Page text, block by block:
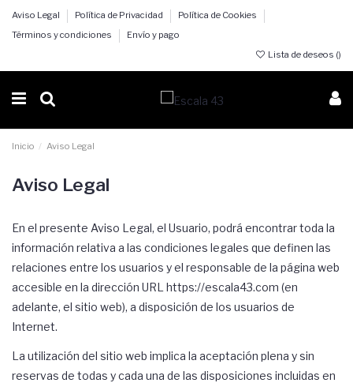
Aviso Legal Política de Privacidad
Política de Cookies
Términos y condiciones
Envío y pago
Lista de deseos ()
Inicio Aviso Legal
Aviso Legal
En el presente Aviso Legal, el Usuario, podrá encontrar toda la
información relativa a las condiciones legales que definen las
relaciones entre los usuarios y el responsable de la página web
accesible en la dirección URL https://escala43.com (en
adelante, el sitio web), a disposición de los usuarios de
Internet.
La utilización del sitio web implica la aceptación plena y sin
reservas de todas y cada una de las disposiciones incluidas en